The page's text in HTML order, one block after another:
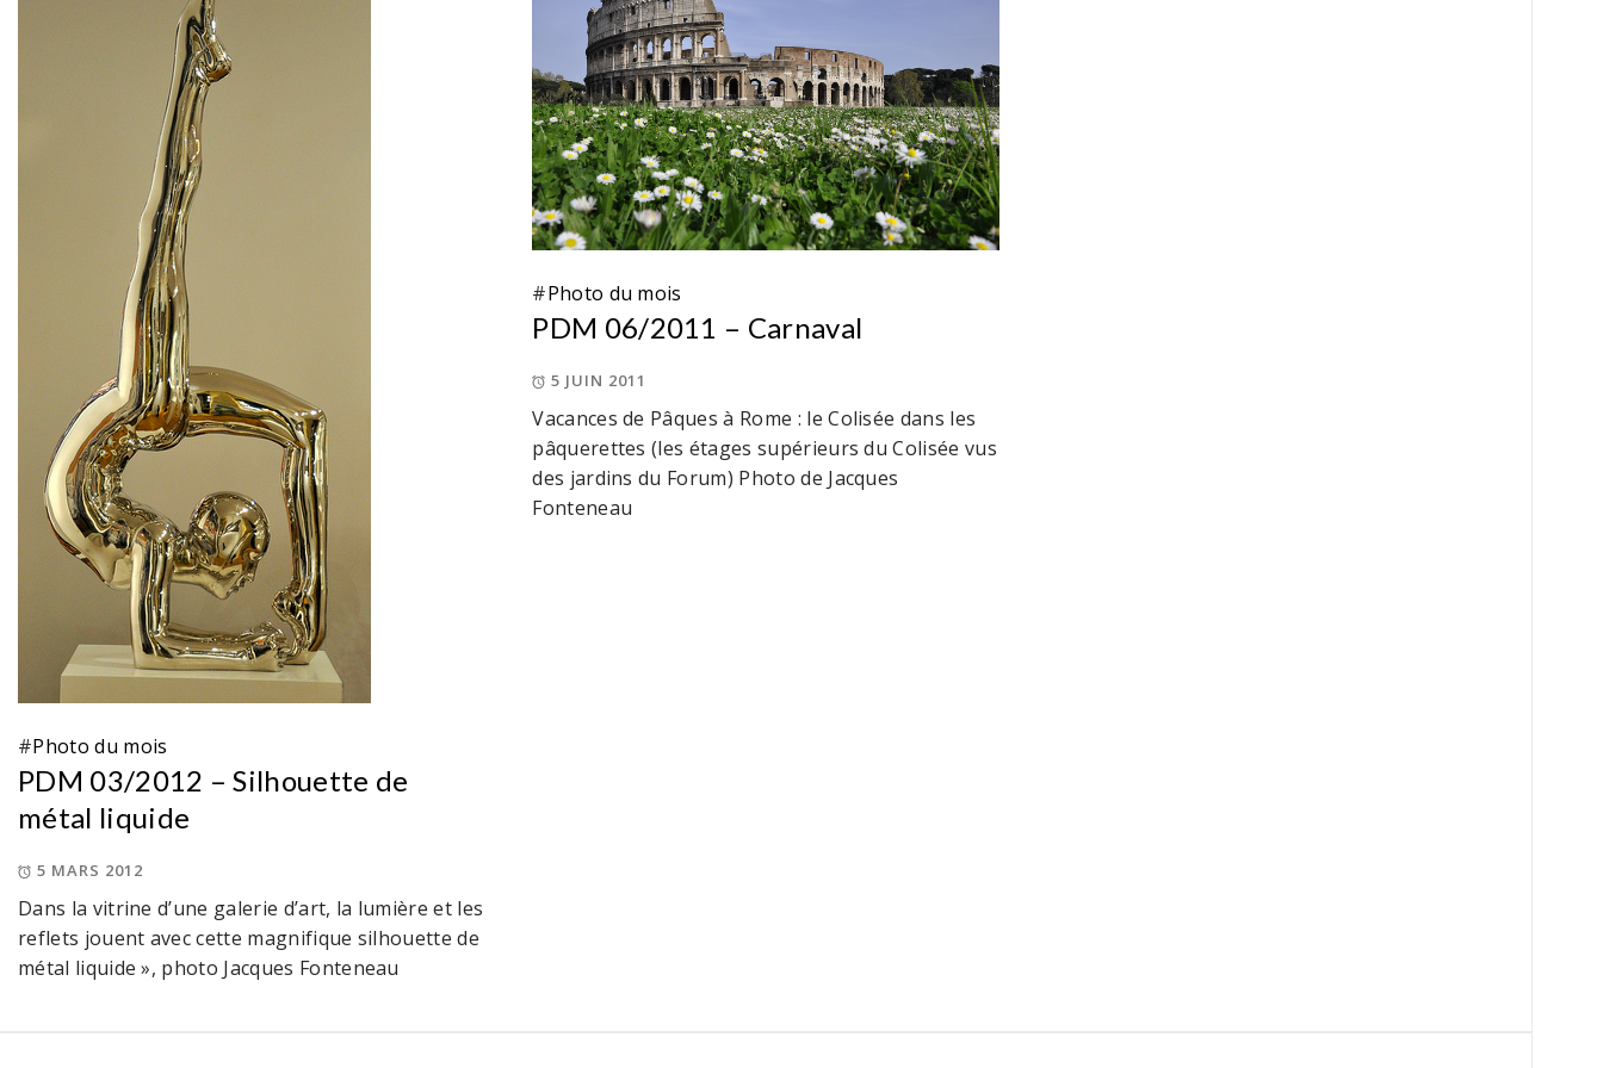
#Photo du mois
PDM 03/2012 – Silhouette de
métal liquide
5 MARS 2012
Dans la vitrine d’une galerie d’art, la lumière et les
reflets jouent avec cette magnifique silhouette de
métal liquide », photo Jacques Fonteneau
#Photo du mois
PDM 06/2011 – Carnaval
5 JUIN 2011
Vacances de Pâques à Rome : le Colisée dans les
pâquerettes (les étages supérieurs du Colisée vus
des jardins du Forum) Photo de Jacques
Fonteneau